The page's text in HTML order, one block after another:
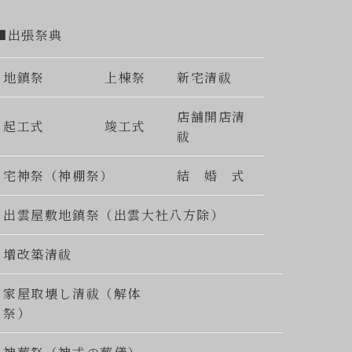
出張祭典
地鎮祭 上棟祭 新宅清祓
起工式 竣工式
店舗開店清
祓
宅神祭（神棚祭） 結 婚 式
出雲屋敷地鎮祭（出雲大社八方除）
増改築清祓
家屋取壊し清祓（解体
祭）